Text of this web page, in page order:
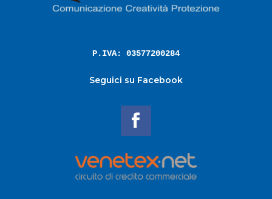
P.IVA: 03577200284
Seguici su Facebook